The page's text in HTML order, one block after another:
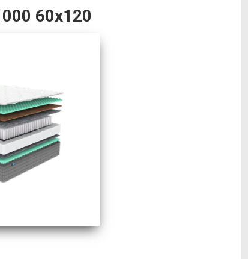
60х120